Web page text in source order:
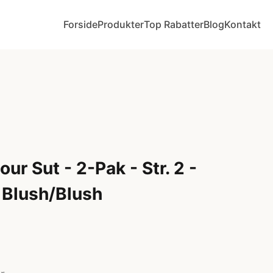
ForsideProdukterTop RabatterBlogKontakt
Sut - 2-Pak - Str. 2 -
Blush